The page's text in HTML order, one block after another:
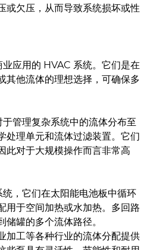
或欠压，从而导致系统损坏或性
应用的 HVAC 系统。它们是在
其他流体的理想选择，可确保多
管理复杂系统中的流体分布至
处理单元和流体过滤装置。它们
此对于大规模操作而言非常高
，它们在太阳能电池板中循环
用于空间加热或水加热。多回路
罐的多个流体路径。
加工等各种行业的流体分配提供